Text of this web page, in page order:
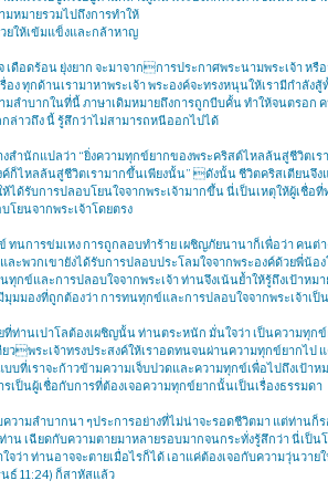
มหมายรวมไปถึงการทำให้
ยให้เข้มแข็งและกล้าหาญ
เดือดร้อน ยุ่งยาก จะมาจากการประกาศพระนามพระเจ้า ห
อง ทุกด้านเรามาหาพระเจ้า พระองค์จะทรงหนุนให้เรามีกำลัง
มลำบากในที่นี้ ภาษาเดิมหมายถึงการถูกบีบคั้น ทำให้จนตรอก
ล่าวถึง นี้ รู้สึกว่าไม่สามารถหนีออกไปได้
สำนักแปลว่า “ยิ่งความทุกข์ยากของพระคริสต์ไหลล้นสู่ชีวิตเร
ก็ไหลล้นสู่ชีวิตเรามากขึ้นเพียงนั้น” ดังนั้น ชีวิตคริสเตียนจึง
ได้รับการปลอบโยนใจจากพระเจ้ามากขึ้น นี่เป็นเหตุให้ผู้เชื่อ
โยนจากพระเจ้าโดยตรง
ทนการข่มเหง การถูกลอบทำร้าย เผชิญภัยนานาก็เพื่อว่า คนต่
และพวกเขายังได้รับการปลอบประโลมใจจากพระองค์ด้วยพี่น้
กข์และการปลอบใจจากพระเจ้า ท่านจึงเน้นย้ำให้รู้ถึงเป้าหม
มุมมองที่ถูกต้องว่า การทนทุกข์และการปลอบใจจากพระเจ้าเ
ท่านเปาโลต้องเผชิญนั้น ท่านตระหนัก มั่นใจว่า เป็นความทุก
วพระเจ้าทรงประสงค์ให้เราอดทนจนผ่านความทุกข์ยากไป
บที่เราจะก้าวข้ามความเจ็บปวดและความทุกข์เพื่อไปถึงเป้าหม
เป็นผู้เชื่อกับการที่ต้องเจอความทุกข์ยากนั้นเป็นเรื่องธรรมดา
วามลำบากนา ๆประการอย่างที่ไม่น่าจะรอดชีวิตมา แต่ท่านก็
ท่าน เฉียดกับความตายมาหลายรอบมากจนกระทั่งรู้สึกว่า นี่เป็
จว่า ท่านอาจจะตายเมื่อไรก็ได้ เอาแค่ต้องเจอกับความวุ่นวาย
ธ์ 11:24) ก็สาหัสแล้ว